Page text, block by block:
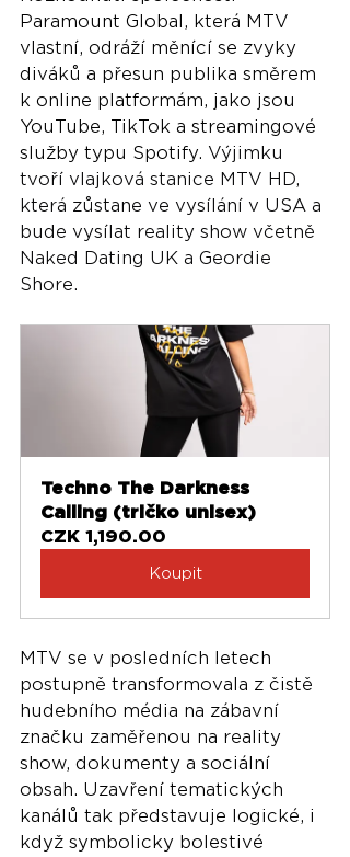
Paramount Global, která MTV
vlastní, odráží měnící se zvyky
diváků a přesun publika směrem
k online platformám, jako jsou
YouTube, TikTok a streamingové
služby typu Spotify. Výjimku
tvoří vlajková stanice MTV HD,
která zůstane ve vysílání v USA a
bude vysílat reality show včetně
Naked Dating UK a Geordie
Shore.
Techno The Darkness
Calling (tričko unisex)
CZK 1,190.00
Koupit
MTV se v posledních letech
postupně transformovala z čistě
hudebního média na zábavní
značku zaměřenou na reality
show, dokumenty a sociální
obsah. Uzavření tematických
kanálů tak představuje logické, i
když symbolicky bolestivé